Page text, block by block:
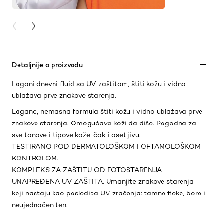
PREVIOUS CARD
NEXT CARD
Detaljnije o proizvodu
Lagani dnevni fluid sa UV zaštitom, štiti kožu i vidno
ublažava prve znakove starenja.
Lagana, nemasna formula štiti kožu i vidno ublažava prve
znakove starenja. Omogućava koži da diše. Pogodna za
sve tonove i tipove kože, čak i osetljivu.
TESTIRANO POD DERMATOLOŠKOM I OFTAMOLOŠKOM
KONTROLOM.
KOMPLEKS ZA ZAŠTITU OD FOTOSTARENJA
UNAPREĐENA UV ZAŠTITA. Umanjite znakove starenja
koji nastaju kao posledica UV zračenja: tamne fleke, bore i
neujednačen ten.